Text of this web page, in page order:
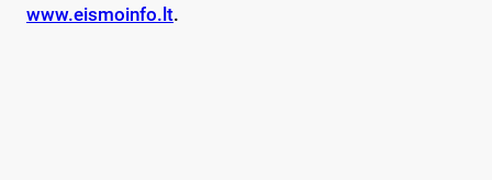
www.eismoinfo.lt.